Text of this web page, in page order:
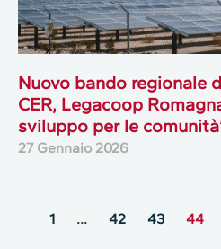
Nuovo bando regionale
CER, Legacoop
sviluppo per le
27 Gennaio 2026
1 … 42 43 44